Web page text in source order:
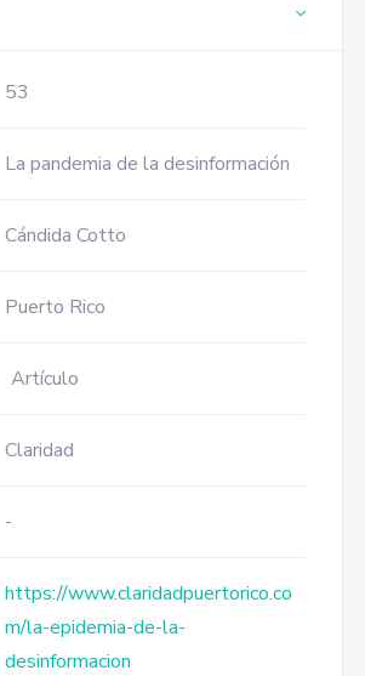
53
La pandemia de la desinformación
Cándida Cotto
Puerto Rico
Artículo
Claridad
-
https://www.claridadpuertorico.co
m/la-epidemia-de-la-
desinformacion